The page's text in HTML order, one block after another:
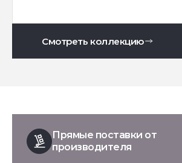
Смотреть коллекцию
Прямые поставки от
производителя